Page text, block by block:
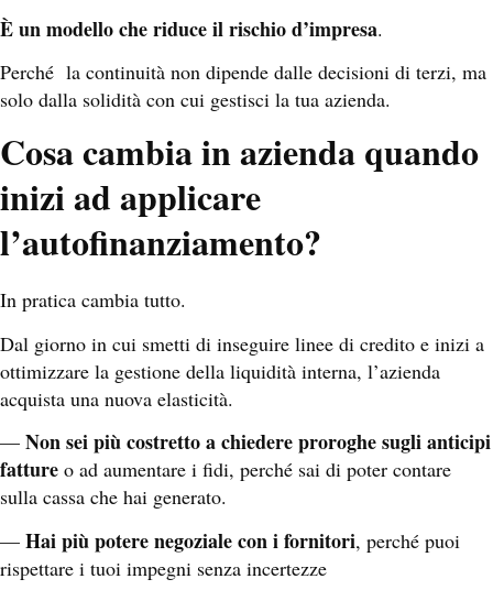
È un modello che riduce il rischio d’impresa.
Perché la continuità non dipende dalle decisioni di terzi, ma
solo dalla solidità con cui gestisci la tua azienda.
Cosa cambia in azienda quando
inizi ad applicare
l’autofinanziamento?
In pratica cambia tutto.
Dal giorno in cui smetti di inseguire linee di credito e inizi a
ottimizzare la gestione della liquidità interna, l’azienda
acquista una nuova elasticità.
— Non sei più costretto a chiedere proroghe sugli anticipi
fatture o ad aumentare i fidi, perché sai di poter contare
sulla cassa che hai generato.
— Hai più potere negoziale con i fornitori, perché puoi
rispettare i tuoi impegni senza incertezze